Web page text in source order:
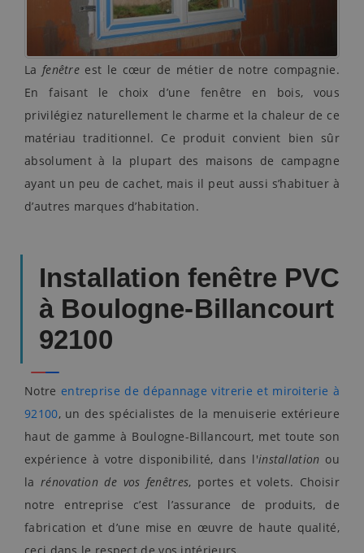
La fenêtre est le cœur de métier de notre compagnie.
En faisant le choix d’une fenêtre en bois, vous
privilégiez naturellement le charme et la chaleur de ce
matériau traditionnel. Ce produit convient bien sûr
absolument à la plupart des maisons de campagne
ayant un peu de cachet, mais il peut aussi s’habituer à
d’autres marques d’habitation.
Installation fenêtre PVC
à Boulogne-Billancourt
92100
Notre entreprise de dépannage vitrerie et miroiterie à
92100, un des spécialistes de la menuiserie extérieure
haut de gamme à Boulogne-Billancourt, met toute son
expérience à votre disponibilité, dans l'installation ou
larénovation de vos fenêtres, portes et volets. Choisir
notre entreprise c’est l’assurance de produits, de
fabrication et d’une mise en œuvre de haute qualité,
ceci dans le respect de vos intérieurs.